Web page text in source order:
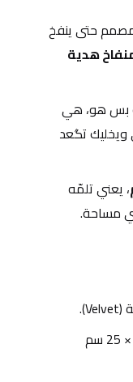
هدية
أي مساحة.